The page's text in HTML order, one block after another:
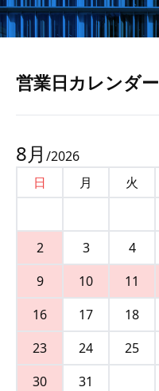
営業⽇カレンダー
8月 /2026
日
月 火
2
3 4
9
10 11
16
17 18
23
24 25
30
31